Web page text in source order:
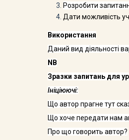
Розробити
Дати можливість
Використання
Даний вид діяльності
N В
Зразки запитань для
Ініціюючі:
Що автор прагне тут
Що хоче передати нам
Про що говорить автор?